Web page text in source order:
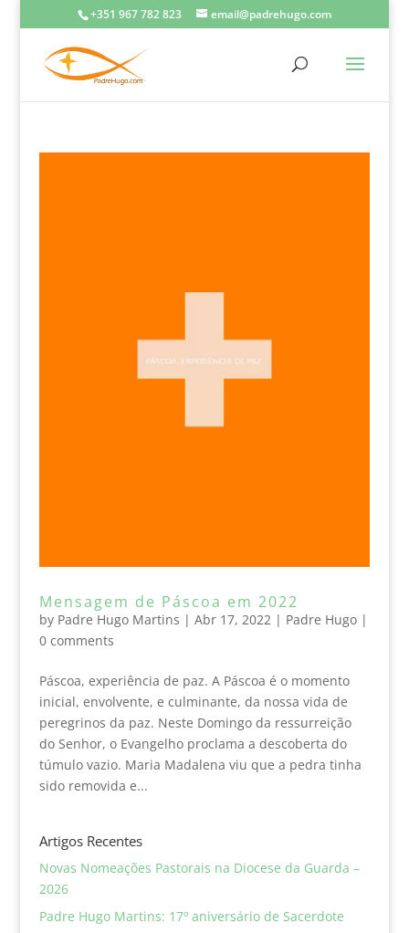
+351 967 782 823 email@padrehugo.com
Mensagem de Páscoa em 2022
by Padre Hugo Martins | Abr 17, 2022 | Padre Hugo|
0 comments
Páscoa, experiência de paz. A Páscoa é o momento
inicial, envolvente, e culminante, da nossa vida de
peregrinos da paz. Neste Domingo da ressurreição
do Senhor, o Evangelho proclama a descoberta do
túmulo vazio. Maria Madalena viu que a pedra tinha
sido removida e...
Artigos Recentes
Novas Nomeações Pastorais na Diocese da Guarda –
2026
Padre Hugo Martins: 17º aniversário de Sacerdote